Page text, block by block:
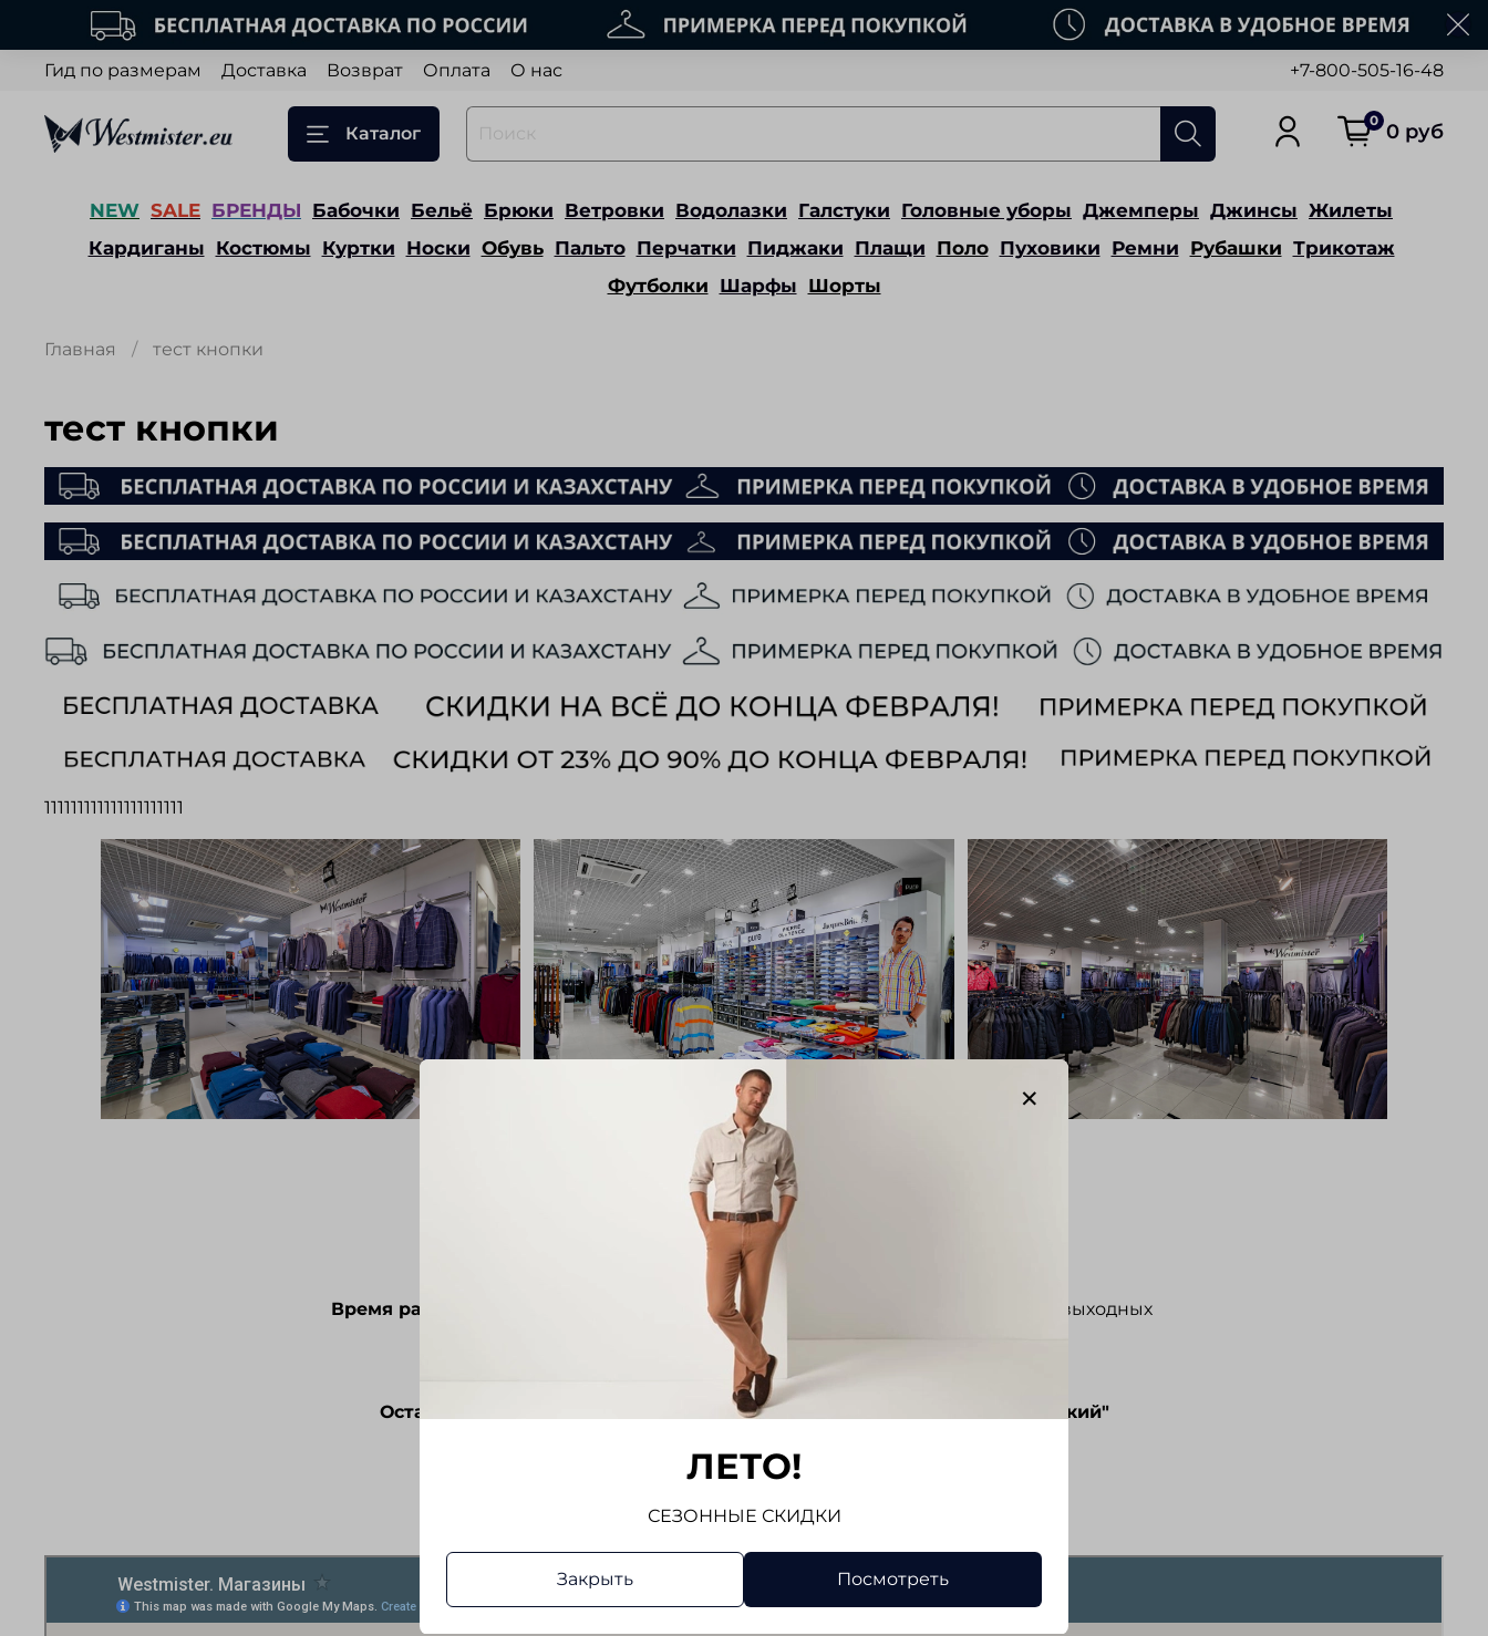
Гид по размерам Доставка Возврат Оплата О нас +7-800-505-16-48
Каталог
0 0 руб
NEW SALE БРЕНДЫ Бабочки Бельё Брюки Ветровки Водолазки Галстуки Головные уборы Джемперы Джинсы Жилеты
Кардиганы Костюмы Куртки Носки Обувь Пальто Перчатки Пиджаки Плащи Поло Пуховики Ремни Рубашки Трикотаж
Футболки Шарфы Шорты
Главная тест кнопки
тест кнопки
111111111111111111111
город Екатеринбург, улица Вайнера 10
Торговый центр "Успенский", 3 этаж, 2 линия
Телефон: (343) 213–01–12
Время работы: Понедельник - Воскресенье: с 10.00 до 21.00, без перерывов и выходных
Оставить отзыв или замечание о работе магазина Westmister "Успенский"
ЛЕТО!
СЕЗОННЫЕ СКИДКИ
Закрыть Посмотреть